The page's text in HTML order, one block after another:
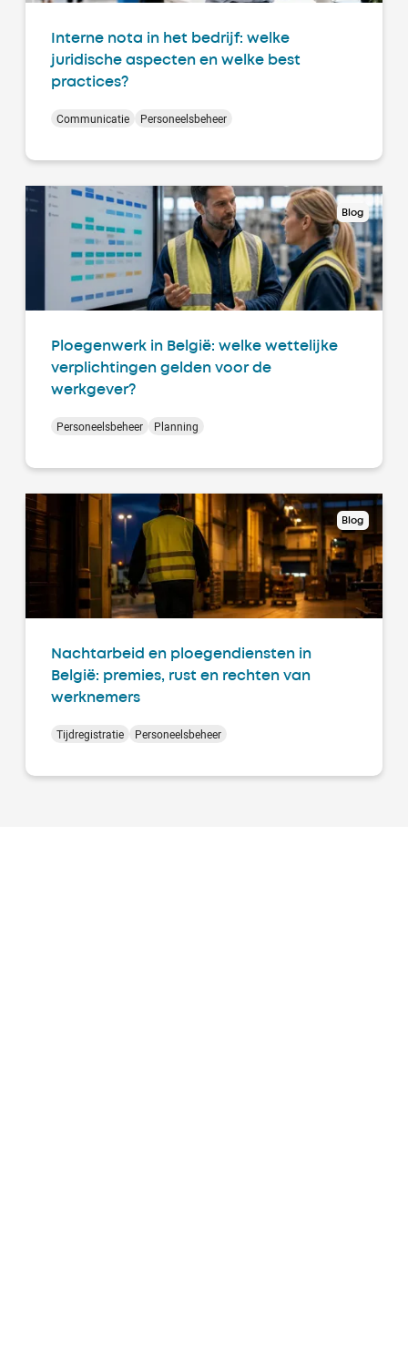
Interne nota in het bedrijf: welke
juridische aspecten en welke best
practices?
Communicatie Personeelsbeheer
Blog
Ploegenwerk in België: welke wettelijke
verplichtingen gelden voor de
werkgever?
Personeelsbeheer Planning
Blog
Nachtarbeid en ploegendiensten in
België: premies, rust en rechten van
werknemers
Tijdregistratie Personeelsbeheer